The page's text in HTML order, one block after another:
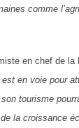
comme
en chef de la
est en voie pour
tourisme
la croissance